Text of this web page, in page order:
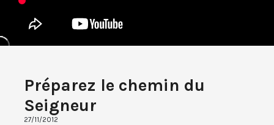
Préparez le chemin du
Seigneur
27/11/2012